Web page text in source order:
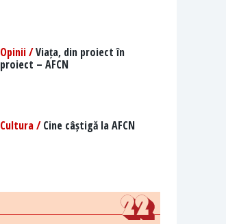
Opinii /Viața, din proiect în
proiect – AFCN
Cultura /Cine câștigă la AFCN